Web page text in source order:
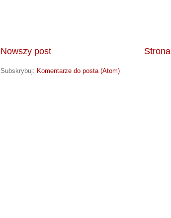
Nowszy post
Subskrybuj: Komentarze do posta (Atom)